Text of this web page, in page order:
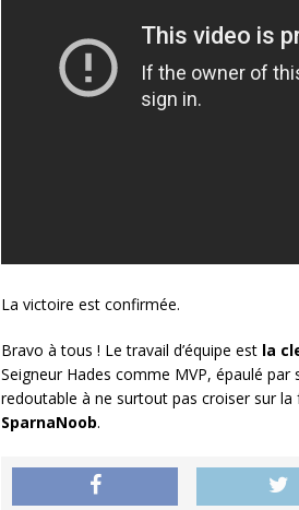
La victoire est confirmée.
Bravo à tous ! Le travail d’équipe est la
Seigneur Hades comme MVP, épaulé
redoutable à ne surtout pas croiser sur la
SparnaNoob.